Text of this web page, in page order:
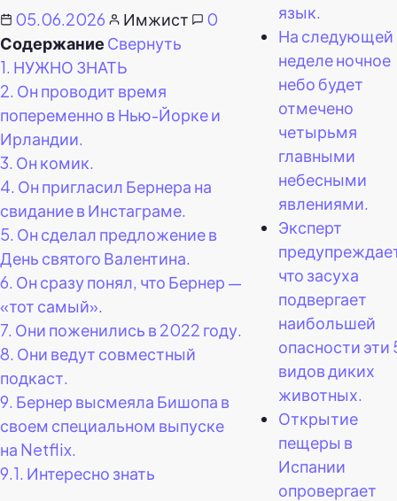
05.06.2026 Имжист
0
Содержание Свернуть
1. НУЖНО ЗНАТЬ
2. Он проводит время
попеременно в Нью-Йорке и
Ирландии.
3. Он комик.
4. Он пригласил Бернера на
свидание в Инстаграме.
5. Он сделал предложение в
День святого Валентина.
6. Он сразу понял, что Бернер —
«тот самый».
7. Они поженились в 2022 году.
8. Они ведут совместный
подкаст.
9. Бернер высмеяла Бишопа в
своем специальном выпуске
на Netflix.
9.1. Интересно знать
язык.
На следующей
неделе ночное
небо будет
отмечено
четырьмя
главными
небесными
явлениями.
Эксперт
что засуха
подвергает
наибольшей
опасности эти
видов диких
животных.
Открытие
пещеры в
Испании
опровергает